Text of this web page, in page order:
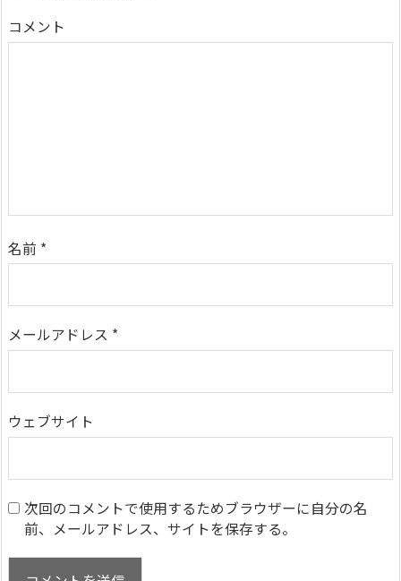
コメント
名前 *
メールアドレス *
ウェブサイト
次回のコメントで使用するためブラウザーに自分の名
前、メールアドレス、サイトを保存する。